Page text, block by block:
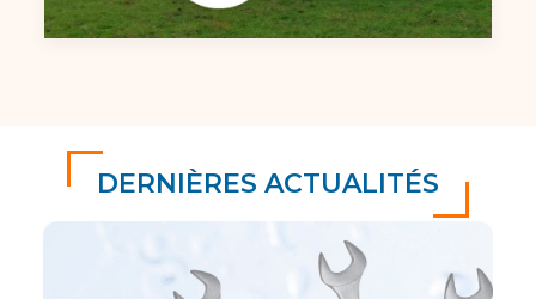
DERNIÈRES ACTUALITÉS